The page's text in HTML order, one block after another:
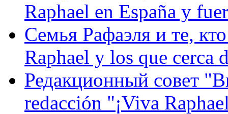
Raphael en España y
Семья Рафаэля и те,
Raphael y los que cerca
Редакционный совет
redacción "¡Viva